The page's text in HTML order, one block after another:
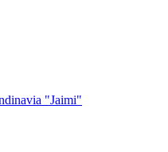
"Jaimi"